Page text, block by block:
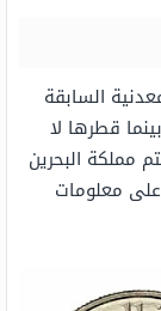
السابقة
وتزن حوالي 3.5 جرام بينما قطرها لا
مملكة البحرين
على معلومات